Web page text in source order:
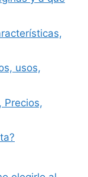
usos,
Precios,